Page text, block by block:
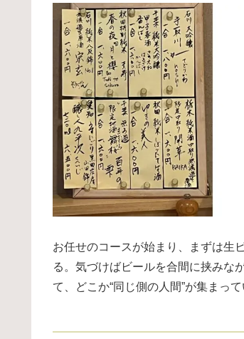
お任せのコースが始まり、まずは生
る。気づけばビールを合間に挟みな
て、どこか“同じ側の人間”が集まっ